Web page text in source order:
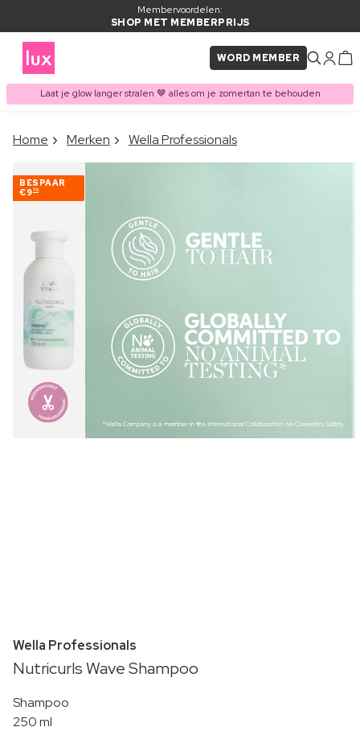
Membervoordelen:
SHOP MET MEMBERPRIJS
WORD MEMBER
Laat je glow langer stralen 🤎 alles om je zomertan te behouden
ITEM TOEGEVOEGD AAN
WINKELMAND
Home Merken Wella Professionals
BESPAAR
€970
Wella Professionals
Nutricurls Wave Shampoo
Shampoo
250 ml